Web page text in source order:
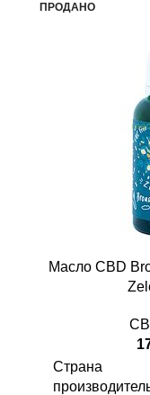
ПРОДАНО
Масло CBD
Страна